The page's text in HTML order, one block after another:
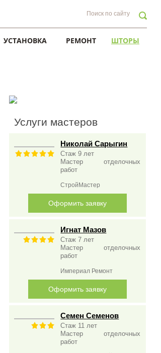
УСТАНОВКА РЕМОНТ ШТОРЫ
Услуги мастеров
Николай Сарыгин
Стаж 9 лет
Мастер отделочных
работ
СтройМастер
Оформить заявку
Игнат Мазов
Стаж 7 лет
Мастер отделочных
работ
Империал Ремонт
Оформить заявку
Семен Семенов
Стаж 11 лет
Мастер отделочных
работ